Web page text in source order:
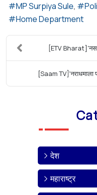
MP Surpiya Sule
Home Department
[ETV
[Saam TV]'नराधमाला
देश
महाराष्ट्र